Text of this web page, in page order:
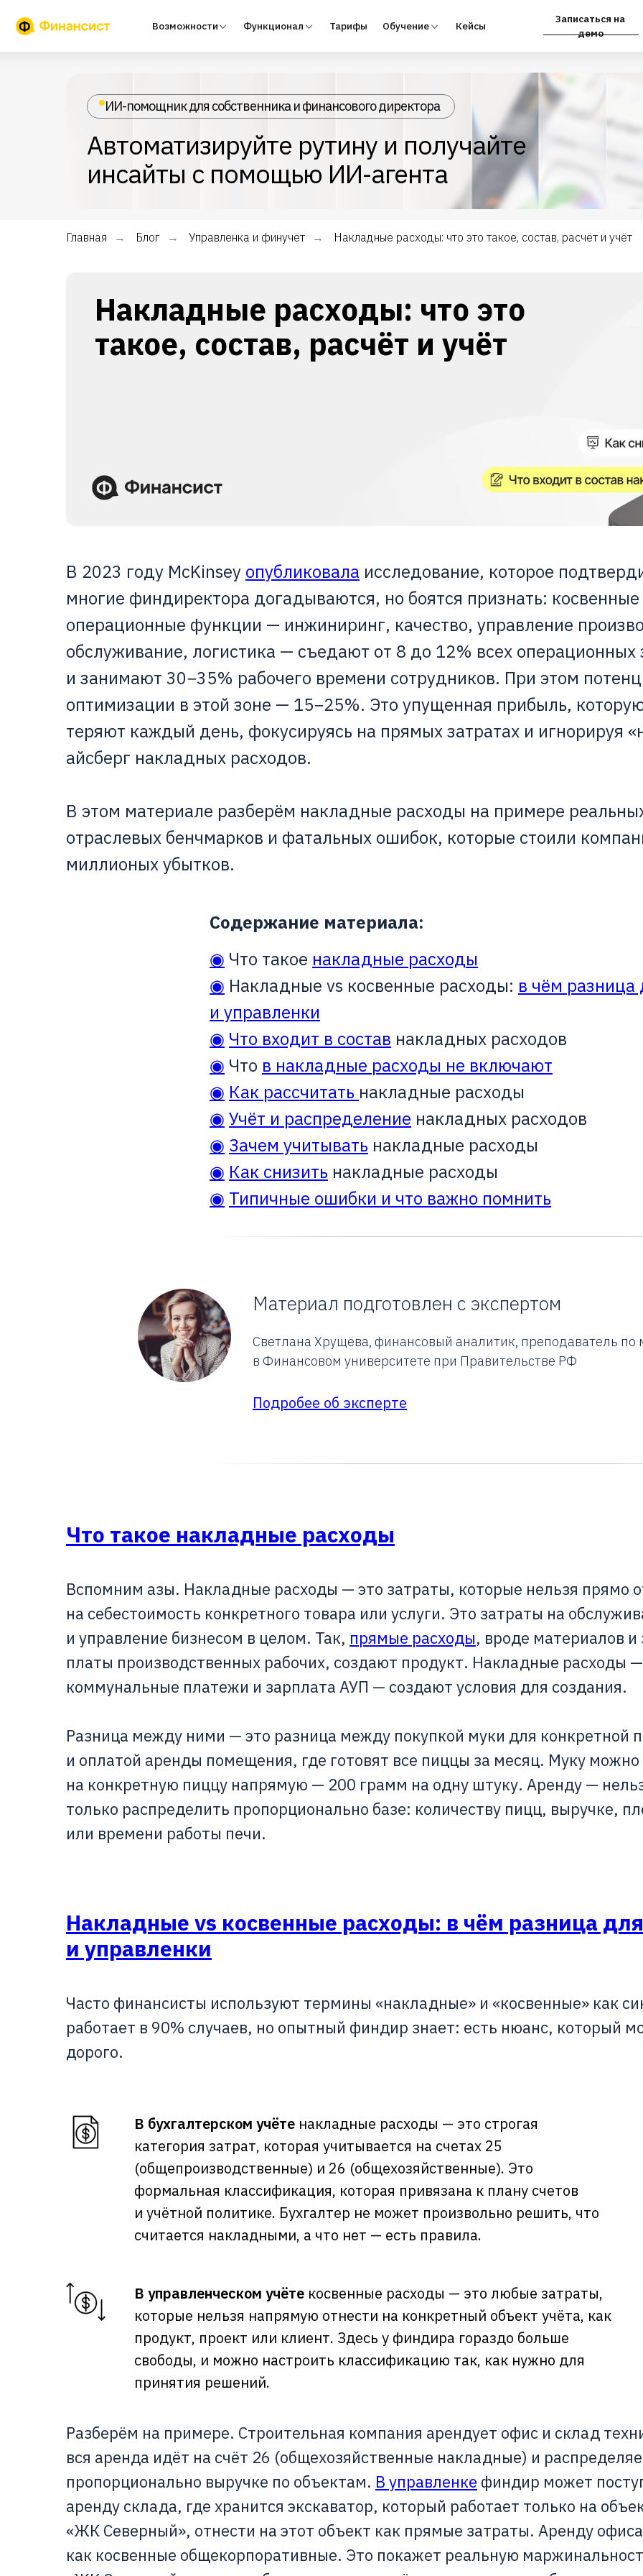
Партнёрам
Записаться на
Кейсы
Обучение
Тарифы
Функционал
Возможности
ИИ-помощник для собственника и финансового директора
Автоматизируйте рутину и получайте
инсайты с помощью ИИ-агента
Главная → Блог → Управленка и финучёт → Накладные расходы: что это такое, состав, расчёт и учёт
Накладные расходы: что это
такое, состав, расчёт и учёт
В 2023 году McKinsey опубликовала исследование, которое
многие финдиректора догадываются, но боятся признать: косвенные
операционные функции — инжиниринг, качество, управление
обслуживание, логистика — съедают от 8 до 12% всех операционных
и занимают 30−35% рабочего времени сотрудников. При этом
оптимизации в этой зоне — 15−25%. Это упущенная прибыль,
теряют каждый день, фокусируясь на прямых затратах и игнорируя
айсберг накладных расходов.
В этом материале разберём накладные расходы на примере
отраслевых бенчмарков и фатальных ошибок, которые стоили
миллионых убытков.
Содержание материала:
◉ Что такое накладные расходы
◉ Накладные vs косвенные расходы: в чём разница
и управленки
◉ Что входит в состав накладных расходов
◉ Что в накладные расходы не включают
◉ Как рассчитать накладные расходы
◉ Учёт и распределение накладных расходов
◉ Зачем учитывать накладные расходы
◉ Как снизить накладные расходы
◉ Типичные ошибки и что важно помнить
Материал подготовлен с экспертом
Светлана Хрущёва, финансовый аналитик, преподаватель по
в Финансовом университете при Правительстве РФ
Подробее об эксперте
Что такое накладные расходы
Вспомним азы. Накладные расходы — это затраты, которые нельзя прямо
на себестоимость конкретного товара или услуги. Это затраты на
и управление бизнесом в целом. Так, прямые расходы, вроде материалов и
платы производственных рабочих, создают продукт. Накладные расходы
коммунальные платежи и зарплата АУП — создают условия для создания.
Разница между ними — это разница между покупкой муки для конкретной
и оплатой аренды помещения, где готовят все пиццы за месяц. Муку можно
на конкретную пиццу напрямую — 200 грамм на одну штуку. Аренду —
только распределить пропорционально базе: количеству пицц, выручке,
или времени работы печи.
Накладные vs косвенные расходы: в чём разница
и управленки
Часто финансисты используют термины «накладные» и «косвенные» как
работает в 90% случаев, но опытный финдир знает: есть нюанс, который
дорого.
В бухгалтерском учёте накладные расходы — это строгая
категория затрат, которая учитывается на счетах 25
(общепроизводственные) и 26 (общехозяйственные). Это
формальная классификация, которая привязана к плану счетов
и учётной политике. Бухгалтер не может произвольно решить, что
считается накладными, а что нет — есть правила.
В управленческом учёте косвенные расходы — это любые затраты,
которые нельзя напрямую отнести на конкретный объект учёта, как
продукт, проект или клиент. Здесь у финдира гораздо больше
свободы, и можно настроить классификацию так, как нужно для
принятия решений.
Разберём на примере. Строительная компания арендует офис и склад
вся аренда идёт на счёт 26 (общехозяйственные накладные) и
пропорционально выручке по объектам. В управленке финдир может
аренду склада, где хранится экскаватор, который работает только на
«ЖК Северный», отнести на этот объект как прямые затраты. Аренду
как косвенные общекорпоративные. Это покажет реальную